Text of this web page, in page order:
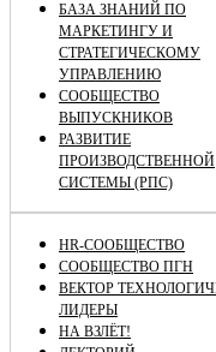
БАЗА ЗНАНИЙ ПО
МАРКЕТИНГУ И
СТРАТЕГИЧЕСКОМУ
УПРАВЛЕНИЮ
СООБЩЕСТВО
ВЫПУСКНИКОВ
РАЗВИТИЕ
ПРОИЗВОДСТВЕННОЙ
СИСТЕМЫ (РПС)
HR-СООБЩЕСТВО
СООБЩЕСТВО ПГН
ВЕКТОР
ЛИДЕРЫ
НА ВЗЛЁТ!